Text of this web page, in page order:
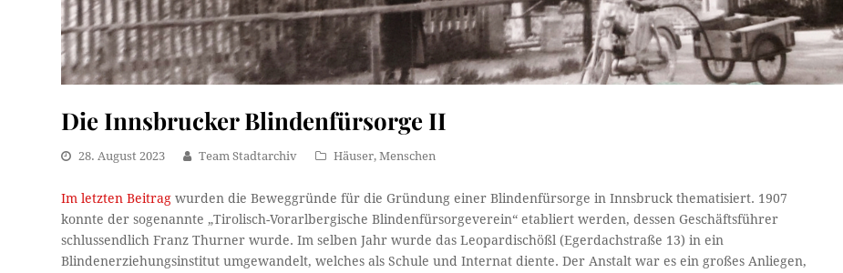
Die Innsbrucker Blindenfürsorge II
28. August 2023 Team Stadtarchiv Häuser,Menschen
Im letzten Beitrag wurden die Beweggründe für die Gründung einer Blindenfürsorge in Innsbruck thematisiert. 1907
konnte der sogenannte „Tirolisch-Vorarlbergische Blindenfürsorgeverein“ etabliert werden, dessen Geschäftsführer
schlussendlich Franz Thurner wurde. Im selben Jahr wurde das Leopardischößl (Egerdachstraße 13) in ein
Blindenerziehungsinstitut umgewandelt, welches als Schule und Internat diente. Der Anstalt war es ein großes Anliegen,